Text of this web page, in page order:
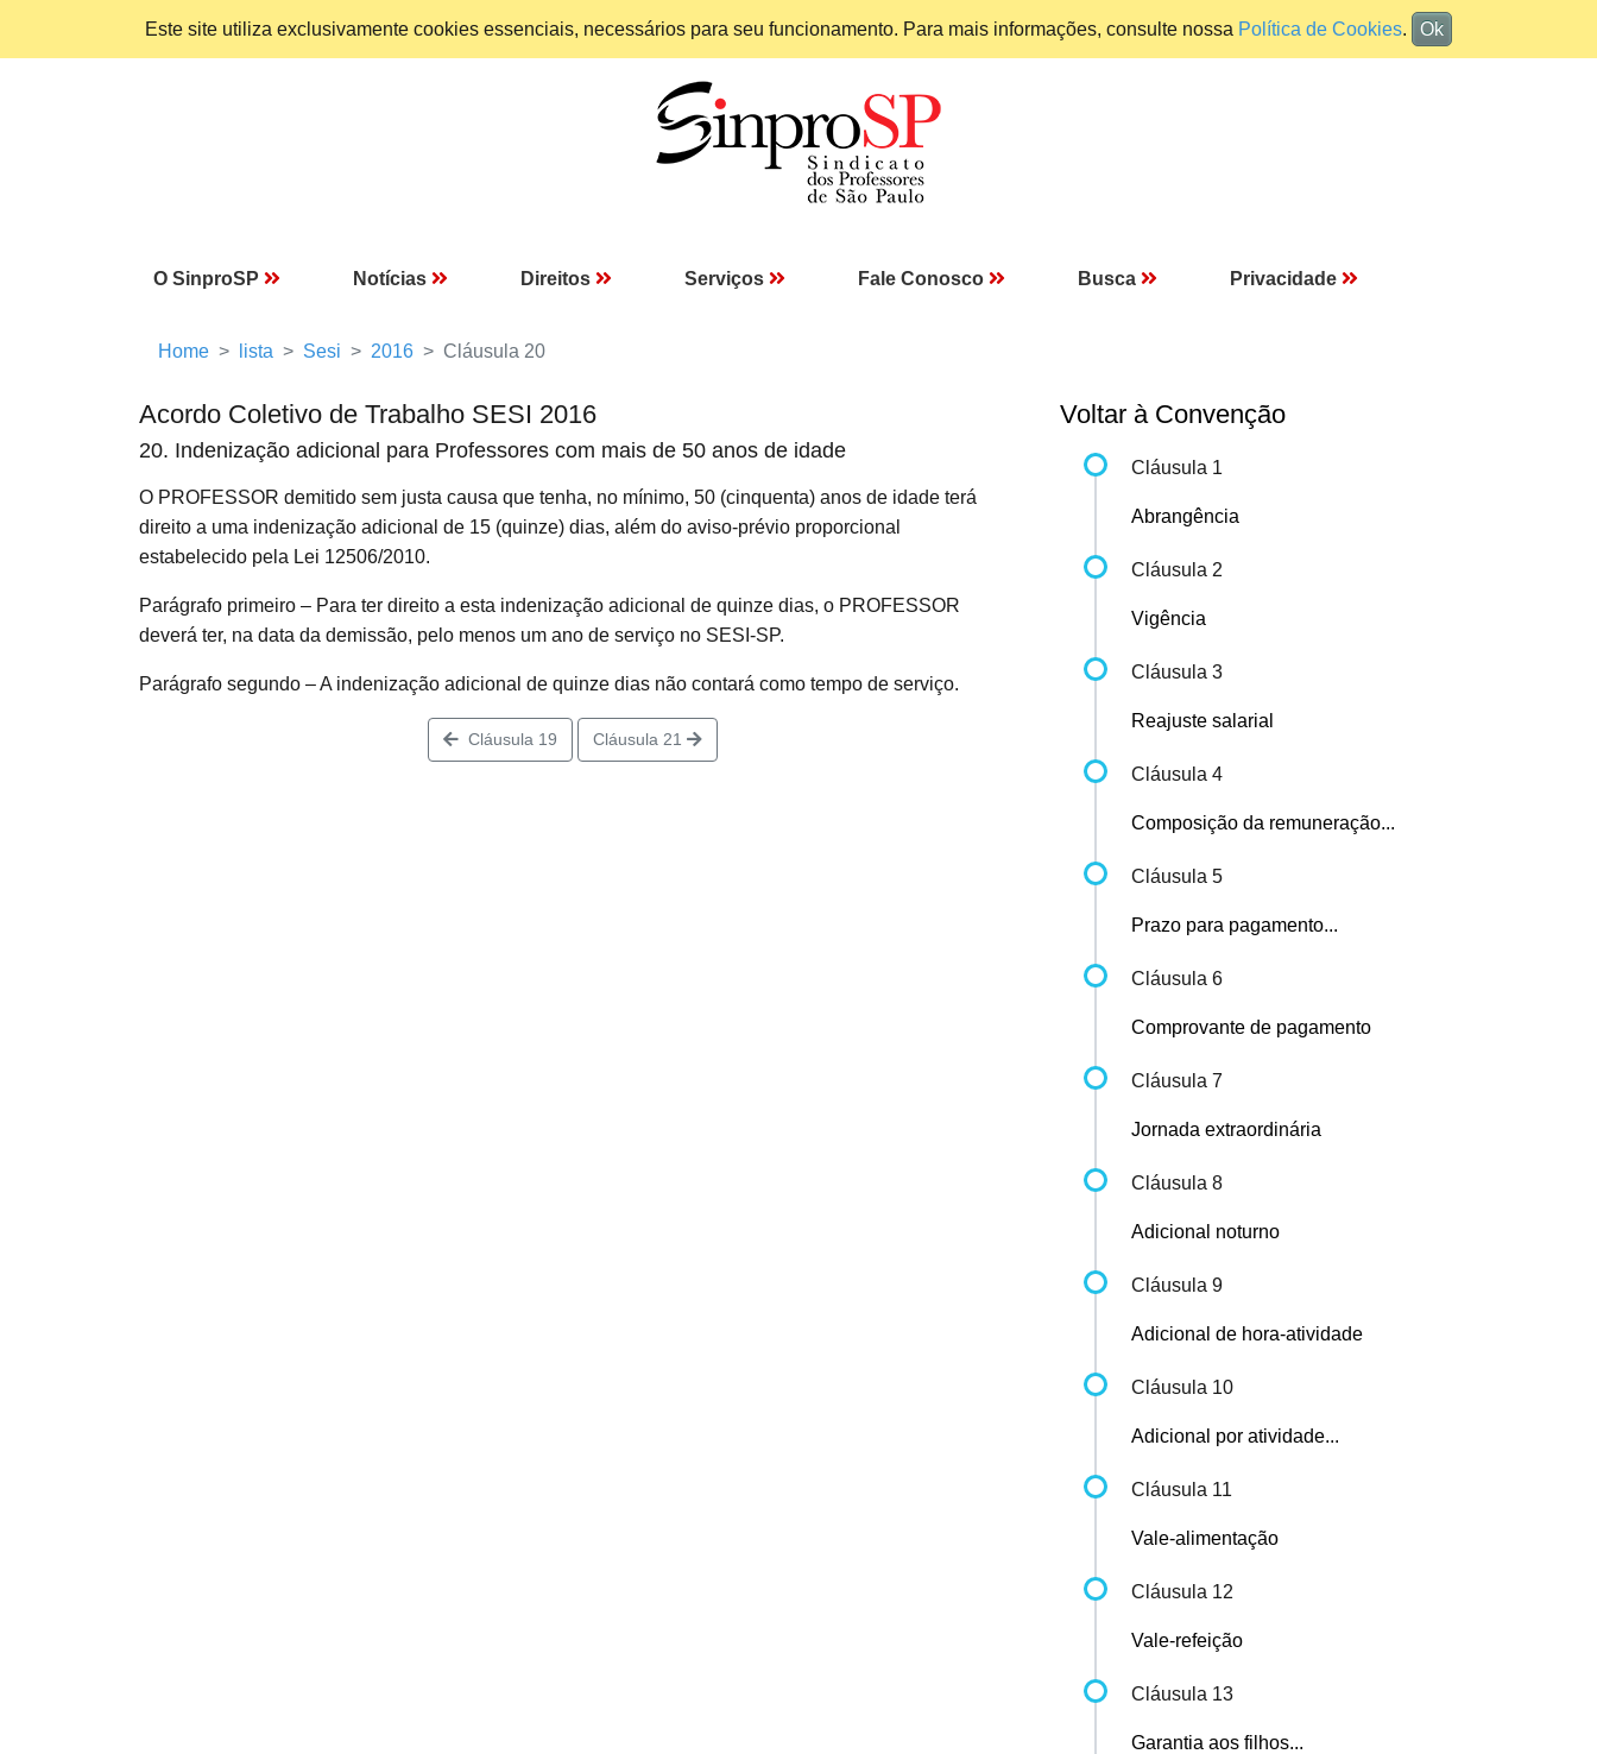
Este site utiliza exclusivamente cookies essenciais, necessários para seu funcionamento. Para mais informações, consulte nossa Política de Cookies. Ok
O SinproSP Notícias Direitos Serviços Fale Conosco Busca Privacidade
Home lista Sesi 2016 Cláusula 20
Acordo Coletivo de Trabalho SESI 2016
20. Indenização adicional para Professores com mais de 50 anos de idade
O PROFESSOR demitido sem justa causa que tenha, no mínimo, 50 (cinquenta) anos de idade terá
direito a uma indenização adicional de 15 (quinze) dias, além do aviso-prévio proporcional
estabelecido pela Lei 12506/2010.
Parágrafo primeiro – Para ter direito a esta indenização adicional de quinze dias, o PROFESSOR
deverá ter, na data da demissão, pelo menos um ano de serviço no SESI-SP.
Parágrafo segundo – A indenização adicional de quinze dias não contará como tempo de serviço.
Cláusula 19 Cláusula 21
Voltar à Convenção
Cláusula 1
Abrangência
Cláusula 2
Vigência
Cláusula 3
Reajuste salarial
Cláusula 4
Composição da remuneração...
Cláusula 5
Prazo para pagamento...
Cláusula 6
Comprovante de pagamento
Cláusula 7
Jornada extraordinária
Cláusula 8
Adicional noturno
Cláusula 9
Adicional de hora-atividade
Cláusula 10
Adicional por atividade...
Cláusula 11
Vale-alimentação
Cláusula 12
Vale-refeição
Cláusula 13
Garantia aos filhos...